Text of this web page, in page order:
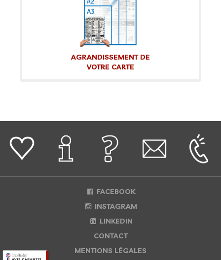
AGRANDISSEMENT DE
VOTRE CARTE
FACEBOOK
INSTAGRAM
LINKEDIN
CONTACT
MENTIONS LÉGALES